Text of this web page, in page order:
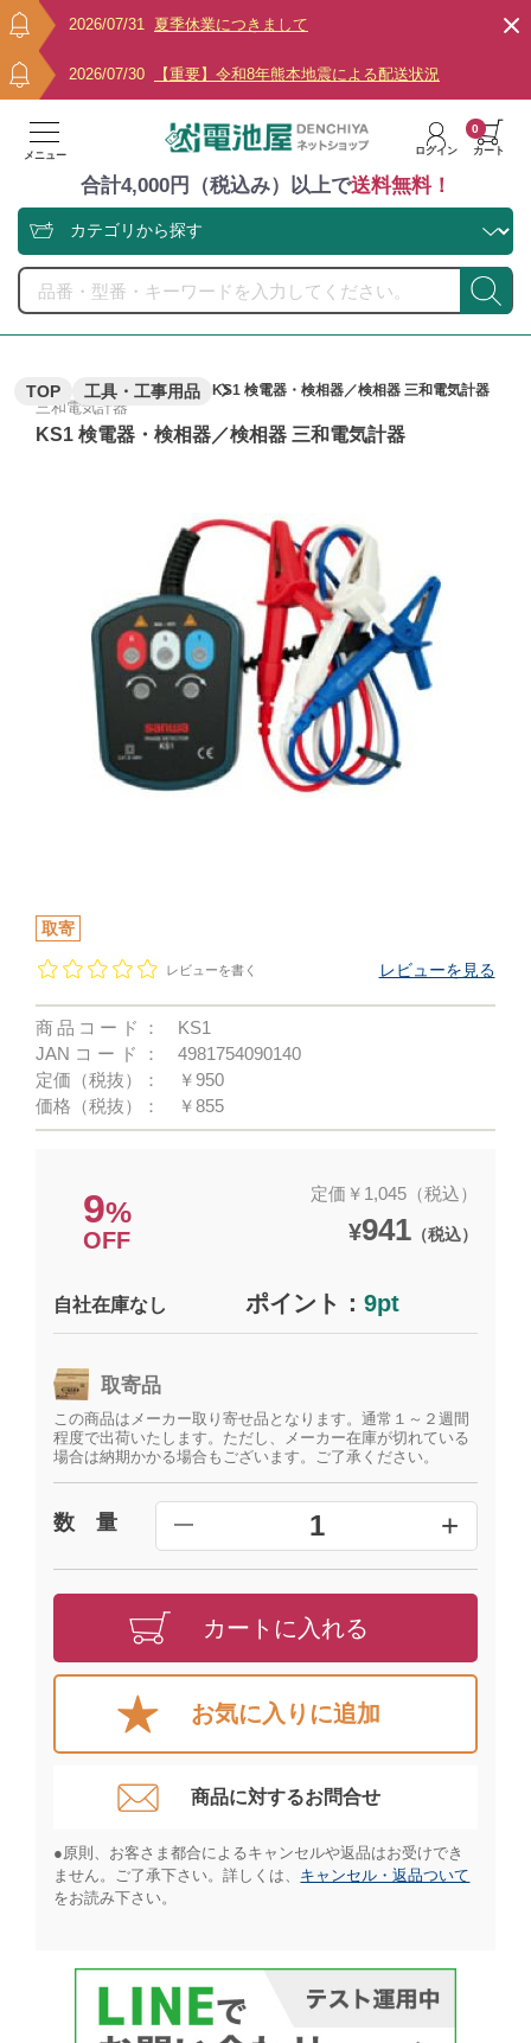
2026/07/31 夏季休業につきまして
2026/07/30 【重要】令和8年熊本地震による配送状況
メニュー ログイン カート
0
合計4,000円（税込み）以上で送料無料！
TOP 工具・工事用品 KS1 検電器・検相器／検相器 三和電気計器
三和電気計器
KS1 検電器・検相器／検相器 三和電気計器
取寄
レビューを書く レビューを見る
商品コード：
KS1
JANコード：
4981754090140
定価（税抜）：
￥950
価格（税抜）：
￥855
9%
OFF
定価￥1,045（税込）
¥941（税込）
自社在庫なし ポイント： 9pt
取寄品
この商品はメーカー取り寄せ品となります。通常１～２週間
程度で出荷いたします。ただし、メーカー在庫が切れている
場合は納期かかる場合もございます。ご了承ください。
数 量 ━ 1 +
カートに入れる
お気に入りに追加
商品に対するお問合せ​
●原則、お客さま都合によるキャンセルや返品はお受けでき
ません。ご了承下さい。詳しくは、 キャンセル・返品ついて
をお読み下さい。​